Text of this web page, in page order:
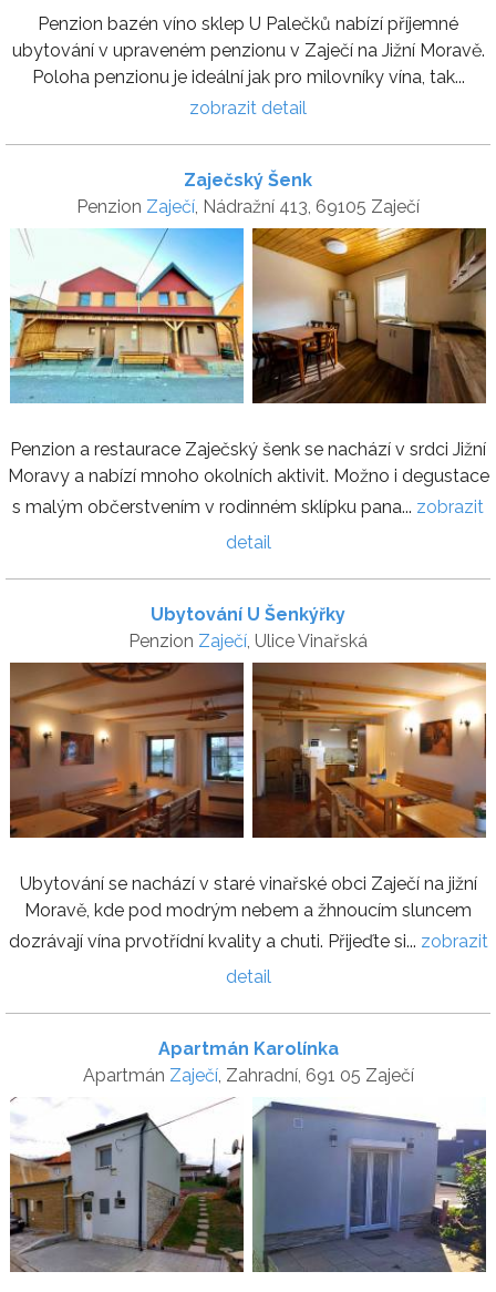
Penzion bazén víno sklep U Palečků nabízí příjemné
ubytování v upraveném penzionu v Zaječí na Jižní Moravě.
Poloha penzionu je ideální jak pro milovníky vína, tak...
zobrazit detail
Zaječský Šenk
Penzion Zaječí, Nádražní 413, 69105 Zaječí
Penzion a restaurace Zaječský šenk se nachází v srdci Jižní
Moravy a nabízí mnoho okolních aktivit. Možno i degustace
s malým občerstvením v rodinném sklípku pana... zobrazit
detail
Ubytování U Šenkýřky
Penzion Zaječí, Ulice Vinařská
Ubytování se nachází v staré vinařské obci Zaječí na jižní
Moravě, kde pod modrým nebem a žhnoucím sluncem
dozrávají vína prvotřídní kvality a chuti. Přijeďte si... zobrazit
detail
Apartmán Karolínka
Apartmán Zaječí, Zahradní, 691 05 Zaječí